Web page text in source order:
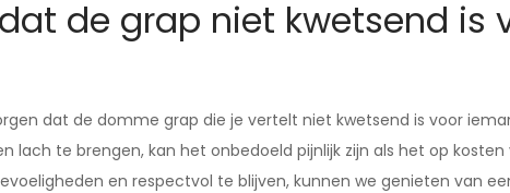
de grap niet kwetsend is
dat de domme grap die je vertelt niet kwetsend is voor
lach te brengen, kan het onbedoeld pijnlijk zijn als het op
en respectvol te blijven, kunnen we genieten van